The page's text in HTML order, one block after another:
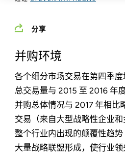
分享
并购环境
各个细分市场交易在第四季
总交易量与 2015 至 2016 年
并购总体情况与 2017 年相比
交易（来自大型战略性企业
整个行业内出现的颠覆性趋
大量战略联盟形成，使行业